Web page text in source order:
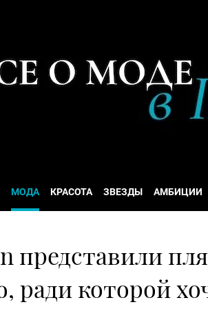
МОДА КРАСОТА ЗВЕЗДЫ АМБИЦИИ
представили
ради которой